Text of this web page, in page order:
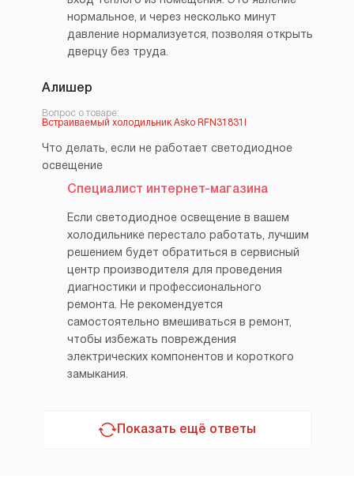
нормальное, и через несколько минут
давление нормализуется, позволяя открыть
дверцу без труда.
Алишер
Вопрос о товаре:
Встраиваемый холодильник Asko RFN31831I
Что делать, если не работает светодиодное
освещение
Специалист интернет-магазина
Если светодиодное освещение в вашем
холодильнике перестало работать, лучшим
решением будет обратиться в сервисный
центр производителя для проведения
диагностики и профессионального
ремонта. Не рекомендуется
самостоятельно вмешиваться в ремонт,
чтобы избежать повреждения
электрических компонентов и короткого
замыкания.
Показать ещё ответы